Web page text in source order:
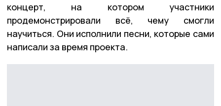
концерт, на котором участники
продемонстрировали всё, чему смогли
научиться. Они исполнили песни, которые сами
написали за время проекта.